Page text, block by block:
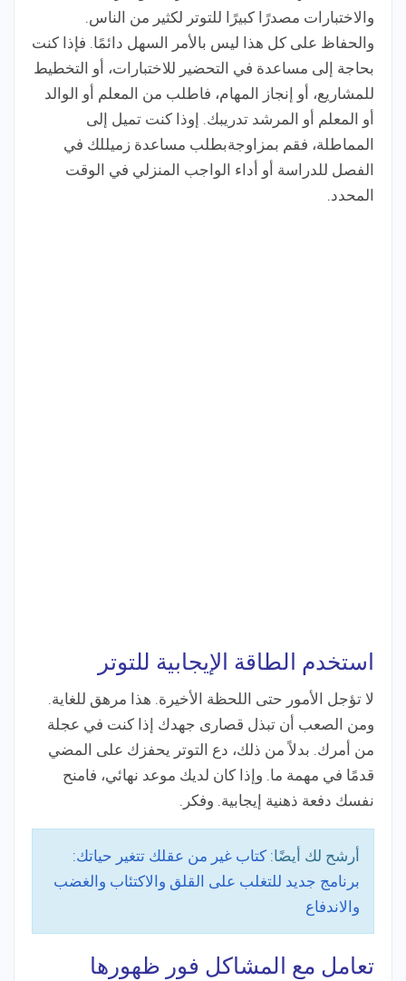
والاختبارات مصدرًا كبيرًا للتوتر لكثير من الناس.
والحفاظ على كل هذا ليس بالأمر السهل دائمًا. فإذا كنت
بحاجة إلى مساعدة في التحضير للاختبارات، أو التخطيط
للمشاريع، أو إنجاز المهام، فاطلب من المعلم أو الوالد
أو المعلم أو المرشد تدريبك. إوذا كنت تميل إلى
المماطلة، فقم بمزاوجةبطلب مساعدة زميللك في
الفصل للدراسة أو أداء الواجب المنزلي في الوقت
المحدد.
استخدم الطاقة الإيجابية للتوتر
لا تؤجل الأمور حتى اللحظة الأخيرة. هذا مرهق للغاية.
ومن الصعب أن تبذل قصارى جهدك إذا كنت في عجلة
من أمرك. بدلاً من ذلك، دع التوتر يحفزك على المضي
قدمًا في مهمة ما. وإذا كان لديك موعد نهائي، فامنح
نفسك دفعة ذهنية إيجابية. وفكر.
أرشح لك أيضًا: كتاب غير من عقلك تتغير حياتك:
برنامج جديد للتغلب على القلق والاكتئاب والغضب
والاندفاع
تعامل مع المشاكل فور ظهورها